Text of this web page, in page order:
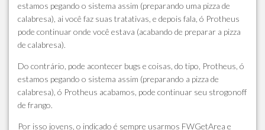
estamos pegando o sistema assim (preparando uma pizza de
calabresa), ai você faz suas tratativas, e depois fala, ó Protheus
pode continuar onde você estava (acabando de preparar a pizza
de calabresa).
Do contrário, pode acontecer bugs e coisas, do tipo, Protheus, ó
estamos pegando o sistema assim (preparando a pizza de
calabresa), ó Protheus acabamos, pode continuar seu strogonoff
de frango.
Por isso jovens, o indicado é sempre usarmos FWGetArea e